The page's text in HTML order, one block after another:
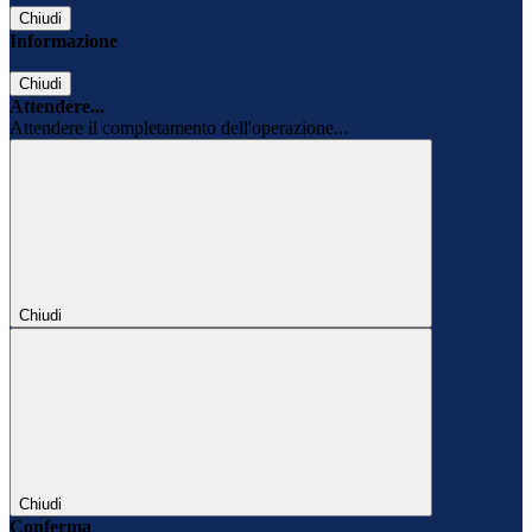
Chiudi
Informazione
Chiudi
Attendere...
Attendere il completamento dell'operazione...
Chiudi
Chiudi
Conferma